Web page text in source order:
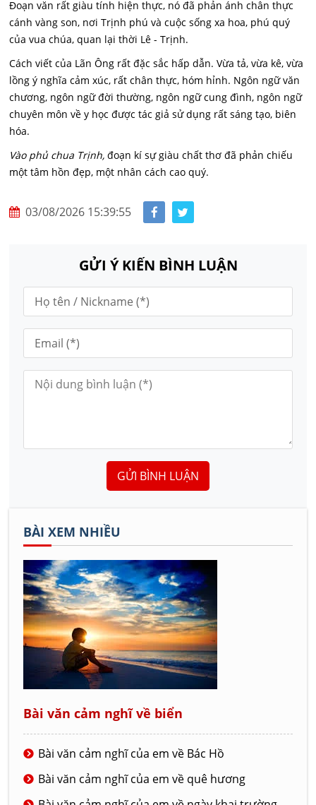
Đoạn văn rất giàu tính hiện thực, nó đã phản ánh chân thực
cánh vàng son, nơi Trịnh phú và cuộc sống xa hoa, phú quý
của vua chúa, quan lại thời Lê - Trịnh.
Cách viết của Lãn Ông rất đặc sắc hấp dẫn. Vừa tả, vừa kê, vừa
lồng ý nghĩa cảm xúc, rất chân thực, hóm hỉnh. Ngôn ngữ văn
chương, ngôn ngữ đời thường, ngôn ngữ cung đình, ngôn ngữ
chuyên môn về y học được tác giả sử dụng rất sáng tạo, biên
hóa.
Vào phủ chua Trịnh, đoạn kí sự giàu chất thơ đã phản chiếu
một tâm hồn đẹp, một nhân cách cao quý.
03/08/2026 15:39:55
GỬI Ý KIẾN BÌNH LUẬN
GỬI BÌNH LUẬN
BÀI XEM NHIỀU
Bài văn cảm nghĩ về biển
Bài văn cảm nghĩ của em về Bác Hồ
Bài văn cảm nghĩ của em về quê hương